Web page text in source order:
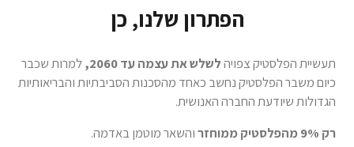
הפתרון שלנו, כן
תעשיית הפלסטיק צפויהלשלש את עצמה עד 2060,
למרות שכבר
כיום משבר הפלסטיק נחשב כאחד מהסכנות הסביבתיות והבריאותיות
הגדולות שיודעת החברה האנושית.
רק 9% מהפלסטיק ממוחזר
והשאר מוטמן באדמה.